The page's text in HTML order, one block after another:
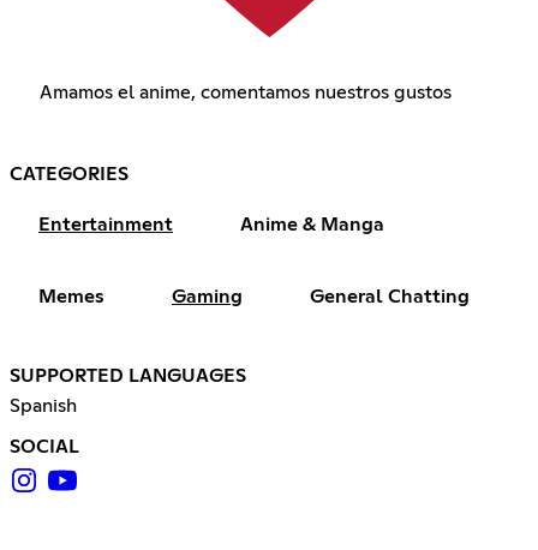
Amamos el anime, comentamos nuestros gustos
CATEGORIES
Entertainment Anime & Manga
Memes Gaming General Chatting
SUPPORTED LANGUAGES
Spanish
SOCIAL